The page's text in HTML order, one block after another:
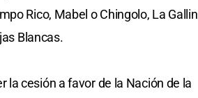
Rico, Mabel o Chingolo, La
Blancas.
la cesión a favor de la Nación de la